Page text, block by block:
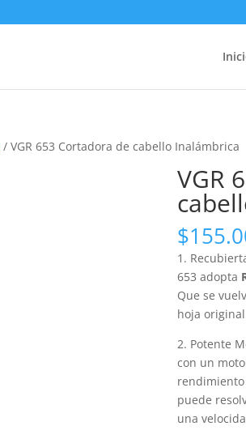
/ VGR 653 Cortadora de cabello Inalámbrica
VGR
$
1.
653 adopta
Que se
hoja
2. Potente
con un
puede
una